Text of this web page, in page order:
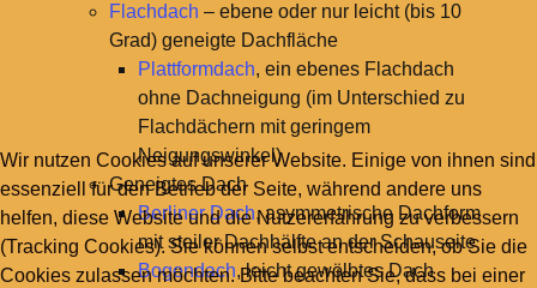
Flachdach – ebene oder nur leicht (bis 10
Grad) geneigte Dachfläche
Plattformdach, ein ebenes Flachdach
ohne Dachneigung (im Unterschied zu
Flachdächern mit geringem
Neigungswinkel)
Geneigtes Dach
Berliner Dach, asymmetrische Dachform
mit steiler Dachhälfte an der Schauseite
Bogendach, leicht gewölbtes Dach
Wir nutzen Cookies auf unserer Website. Einige von ihnen sind
essenziell für den Betrieb der Seite, während andere uns
helfen, diese Website und die Nutzererfahrung zu verbessern
(Tracking Cookies). Sie können selbst entscheiden, ob Sie die
Cookies zulassen möchten. Bitte beachten Sie, dass bei einer